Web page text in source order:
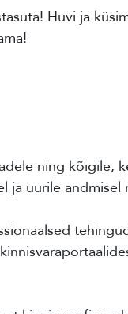
Huvi ja
ning kõigile,
ja üürile